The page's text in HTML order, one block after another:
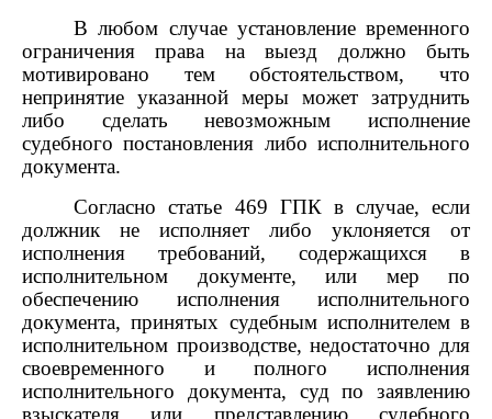
В любом случае установление временного
ограничения права на выезд должно быть
мотивировано тем обстоятельством, что
непринятие указанной меры может затруднить
либо сделать невозможным исполнение
судебного постановления либо исполнительного
документа.
Согласно статье 469 ГПК в случае, если
должник не исполняет либо уклоняется от
исполнения требований, содержащихся в
исполнительном документе, или мер по
обеспечению исполнения исполнительного
документа, принятых судебным исполнителем в
исполнительном производстве, недостаточно для
своевременного и полного исполнения
исполнительного документа, суд по заявлению
взыскателя или представлению судебного